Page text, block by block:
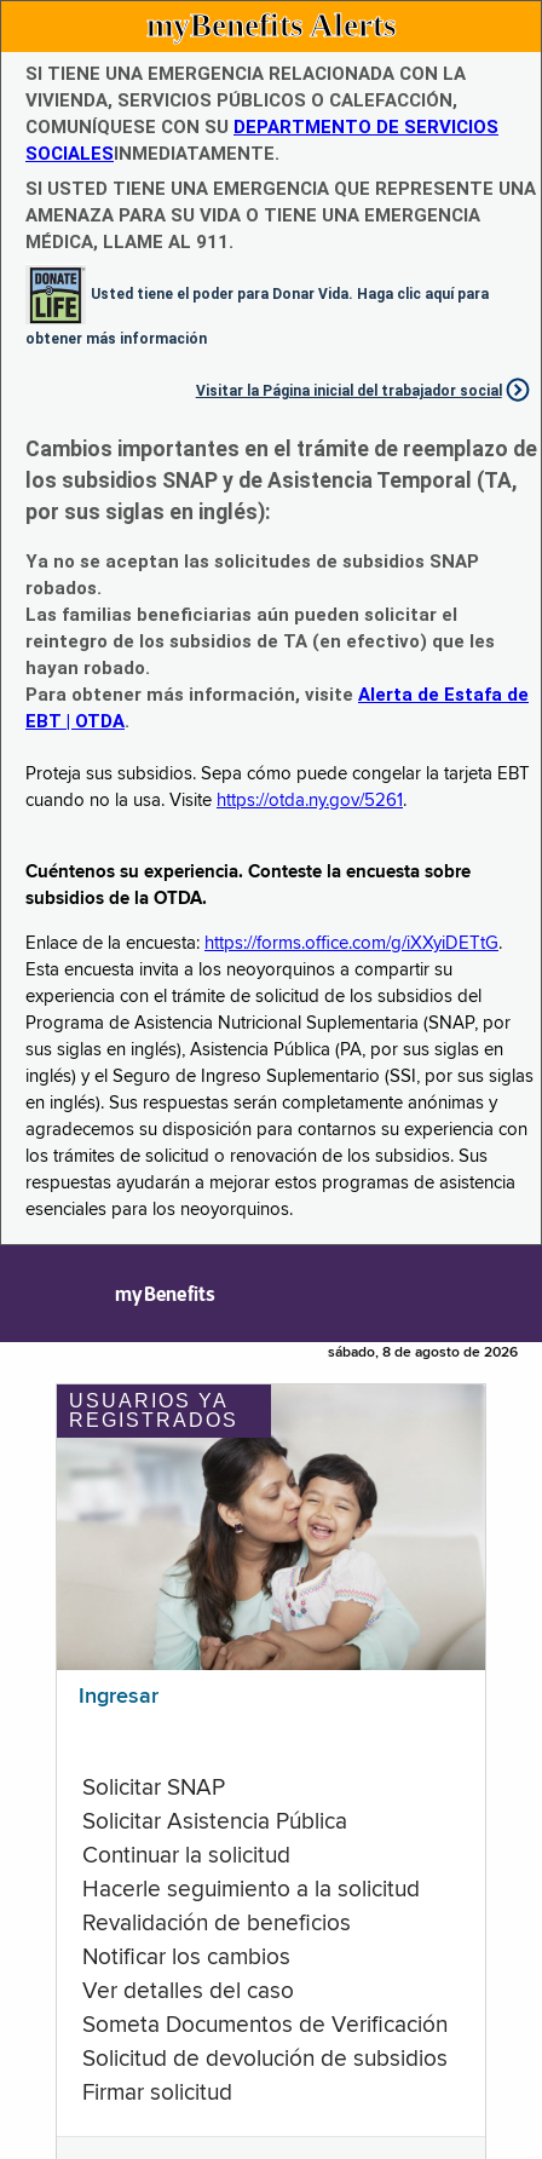
myBenefits Alerts
SI TIENE UNA EMERGENCIA RELACIONADA CON LA
VIVIENDA, SERVICIOS PÚBLICOS O CALEFACCIÓN,
COMUNÍQUESE CON SU DEPARTMENTO DE SERVICIOS
SOCIALESINMEDIATAMENTE.
SI USTED TIENE UNA EMERGENCIA QUE REPRESENTE UNA
AMENAZA PARA SU VIDA O TIENE UNA EMERGENCIA
MÉDICA, LLAME AL 911.
Usted tiene el poder para Donar Vida. Haga clic aquí para
obtener más información
Visitar la Página inicial del trabajador social
Cambios importantes en el trámite de reemplazo de
los subsidios SNAP y de Asistencia Temporal (TA,
por sus siglas en inglés):
Ya no se aceptan las solicitudes de subsidios SNAP
robados.
Las familias beneficiarias aún pueden solicitar el
reintegro de los subsidios de TA (en efectivo) que les
hayan robado.
Para obtener más información, visite Alerta de Estafa de
EBT | OTDA.
Proteja sus subsidios. Sepa cómo puede congelar la tarjeta EBT
cuando no la usa. Visite https://otda.ny.gov/5261 .
Cuéntenos su experiencia. Conteste la encuesta sobre
subsidios de la OTDA.
Enlace de la encuesta: https://forms.office.com/g/iXXyiDETtG.
Esta encuesta invita a los neoyorquinos a compartir su
experiencia con el trámite de solicitud de los subsidios del
Programa de Asistencia Nutricional Suplementaria (SNAP, por
sus siglas en inglés), Asistencia Pública (PA, por sus siglas en
inglés) y el Seguro de Ingreso Suplementario (SSI, por sus siglas
en inglés). Sus respuestas serán completamente anónimas y
agradecemos su disposición para contarnos su experiencia con
los trámites de solicitud o renovación de los subsidios. Sus
respuestas ayudarán a mejorar estos programas de asistencia
esenciales para los neoyorquinos.
myBenefits
sábado, 8 de agosto de 2026
USUARIOS YA
REGISTRADOS
Ingresar
Solicitar SNAP
Solicitar Asistencia Pública
Continuar la solicitud
Hacerle seguimiento a la solicitud
Revalidación de beneficios
Notificar los cambios
Ver detalles del caso
Someta Documentos de Verificación
Solicitud de devolución de subsidios
Firmar solicitud